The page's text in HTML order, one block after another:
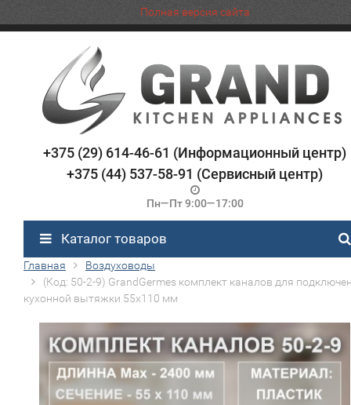
Полная версия сайта
+375 (29) 614-46-61 (Информационный центр)
+375 (44) 537-58-91 (Сервисный центр)
Пн—Пт 9:00—17:00
Каталог товаров
Главная
Воздуховоды
(Код: 50-2-9) GrandGermes комплект каналов для
кухонной вытяжки 55х110 мм